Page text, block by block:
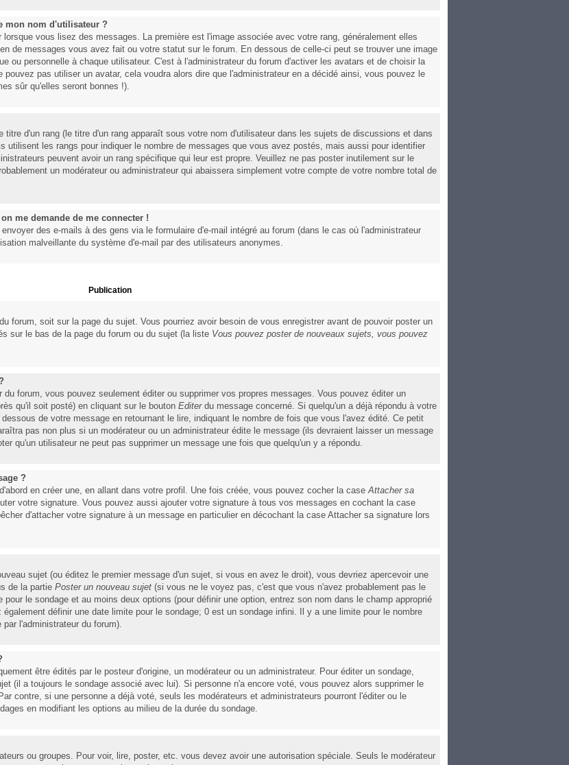
mon nom d'utilisateur ?
vous lisez des messages. La première est l'image associée avec votre rang, généralement elles
de messages vous avez fait ou votre statut sur le forum. En dessous de celle-ci peut se trouver une image
ou personnelle à chaque utilisateur. C'est à l'administrateur du forum d'activer les avatars et de choisir la
pas utiliser un avatar, cela voudra alors dire que l'administrateur en a décidé ainsi, vous pouvez le
sûr qu'elles seront bonnes !).
titre d'un rang (le titre d'un rang apparaît sous votre nom d'utilisateur dans les sujets de discussions et dans
utilisent les rangs pour indiquer le nombre de messages que vous avez postés, mais aussi pour identifier
peuvent avoir un rang spécifique qui leur est propre. Veuillez ne pas poster inutilement sur le
un modérateur ou administrateur qui abaissera simplement votre compte de votre nombre total de
me demande de me connecter !
des e-mails à des gens via le formulaire d'e-mail intégré au forum (dans le cas où l'administrateur
malveillante du système d'e-mail par des utilisateurs anonymes.
Publication
forum, soit sur la page du sujet. Vous pourriez avoir besoin de vous enregistrer avant de pouvoir poster un
sur le bas de la page du forum ou du sujet (la liste Vous pouvez poster de nouveaux sujets, vous pouvez
forum, vous pouvez seulement éditer ou supprimer vos propres messages. Vous pouvez éditer un
qu'il soit posté) en cliquant sur le bouton Editerdu message concerné. Si quelqu'un a déjà répondu à votre
de votre message en retournant le lire, indiquant le nombre de fois que vous l'avez édité. Ce petit
pas non plus si un modérateur ou un administrateur édite le message (ils devraient laisser un message
qu'un utilisateur ne peut pas supprimer un message une fois que quelqu'un y a répondu.
?
en créer une, en allant dans votre profil. Une fois créée, vous pouvez cocher la caseAttacher sa
votre signature. Vous pouvez aussi ajouter votre signature à tous vos messages en cochant la case
d'attacher votre signature à un message en particulier en décochant la case Attacher sa signature lors
sujet (ou éditez le premier message d'un sujet, si vous en avez le droit), vous devriez apercevoir une
de la partie Poster un nouveau sujet (si vous ne le voyez pas, c'est que vous n'avez probablement pas le
le sondage et au moins deux options (pour définir une option, entrez son nom dans le champ approprié
également définir une date limite pour le sondage; 0 est un sondage infini. Il y a une limite pour le nombre
l'administrateur du forum).
être édités par le posteur d'origine, un modérateur ou un administrateur. Pour éditer un sondage,
(il a toujours le sondage associé avec lui). Si personne n'a encore voté, vous pouvez alors supprimer le
contre, si une personne a déjà voté, seuls les modérateurs et administrateurs pourront l'éditer ou le
en modifiant les options au milieu de la durée du sondage.
ou groupes. Pour voir, lire, poster, etc. vous devez avoir une autorisation spéciale. Seuls le modérateur